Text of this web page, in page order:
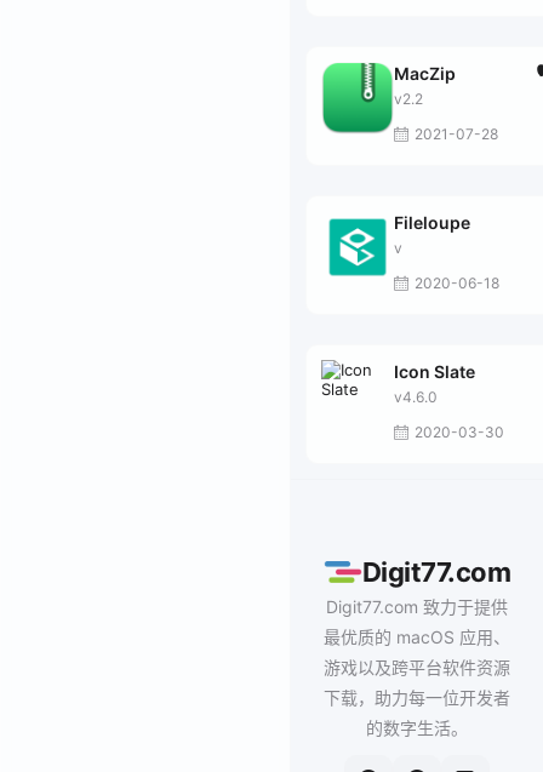
MacZip
v2.2
2021-07-28
Fileloupe
v
2020-06-18
Icon Slate
v4.6.0
2020-03-30
Digit77.com
Digit77.com 致力于提供
最优质的 macOS 应用、
游戏以及跨平台软件资源
下载，助力每一位开发者
的数字生活。